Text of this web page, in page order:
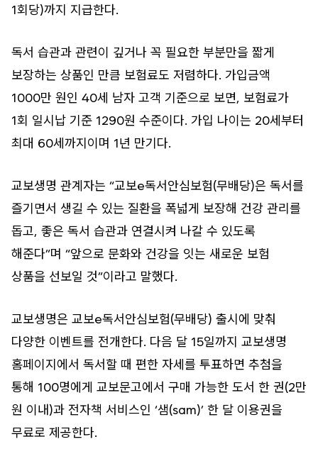
1회당)까지 지급한다.
독서 습관과 관련이 깊거나 꼭 필요한 부분만을 짧게
보장하는 상품인 만큼 보험료도 저렴하다. 가입금액
1000만 원인 40세 남자 고객 기준으로 보면, 보험료가
1회 일시납 기준 1290원 수준이다. 가입 나이는 20세부터
최대 60세까지이며 1년 만기다.
교보생명 관계자는 “교보e독서안심보험(무배당)은 독서를
즐기면서 생길 수 있는 질환을 폭넓게 보장해 건강 관리를
돕고, 좋은 독서 습관과 연결시켜 나갈 수 있도록
해준다”며 “앞으로 문화와 건강을 잇는 새로운 보험
상품을 선보일 것”이라고 말했다.
교보생명은 교보e독서안심보험(무배당) 출시에 맞춰
다양한 이벤트를 전개한다. 다음 달 15일까지 교보생명
홈페이지에서 독서할 때 편한 자세를 투표하면 추첨을
통해 100명에게 교보문고에서 구매 가능한 도서 한 권(2만
원 이내)과 전자책 서비스인 ‘샘(sam)’ 한 달 이용권을
무료로 제공한다.